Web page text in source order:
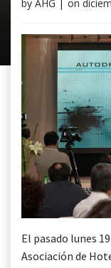
by AHG | on
El pasado lunes
Asociación de